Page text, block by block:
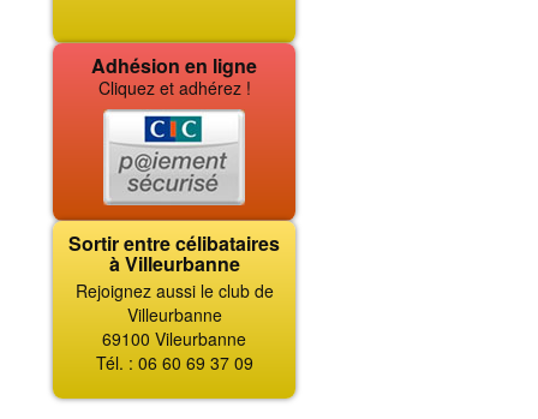
Adhésion en ligne
Cliquez et adhérez !
Sortir entre célibataires
à Villeurbanne
Rejoignez aussi le club de
Villeurbanne
69100 Vileurbanne
Tél. : 06 60 69 37 09